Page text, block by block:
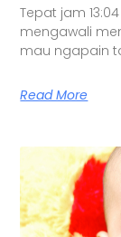
Tepat jam
mengawali
mau ngapain
Read More